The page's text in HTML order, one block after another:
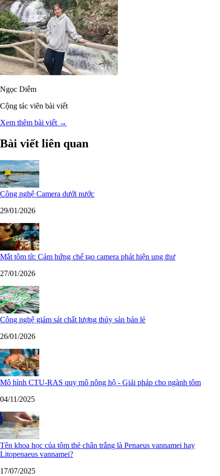
Ngọc Diễm
Cộng tác viên bài viết
Xem thêm bài viết →
Bài viết liên quan
Công nghệ Camera dưới nước
29/01/2026
Mắt tôm tít: Cảm hứng chế tạo camera phát hiện ung thư
27/01/2026
Công nghệ giám sát chất lượng thủy sản bán lẻ
26/01/2026
Mô hình CTU-RAS quy mô nông hộ - Giải pháp cho ngành tôm
04/11/2025
Tên khoa học của tôm thẻ chân trắng là Penaeus vannamei hay
Litopenaeus vannamei?
17/07/2025